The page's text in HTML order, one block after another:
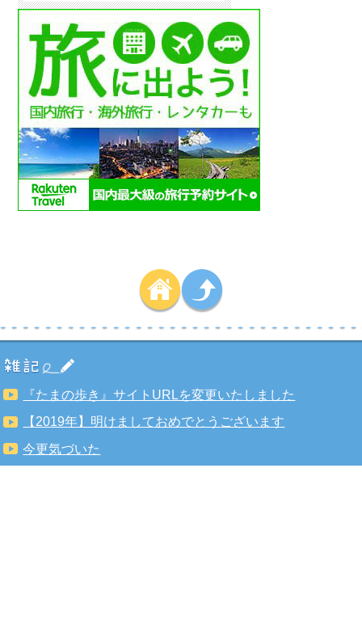
『たまの歩き』サイトURLを変更いたしました
【2019年】明けましておめでとうございます
今更気づいた